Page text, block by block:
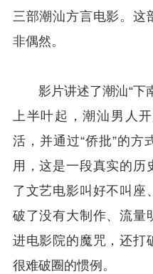
三部潮汕方言电影。这
非偶然。
影片讲述了潮汕“下
上半叶起，潮汕男人
活，并通过“侨批”的方
用，这是一段真实的历
了文艺电影叫好不叫座
破了没有大制作、流量
进电影院的魔咒，还打
很难破圈的惯例。